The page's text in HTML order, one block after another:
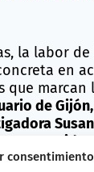
consentimiento
la labor de
en
que marcan
de
reconocida
más